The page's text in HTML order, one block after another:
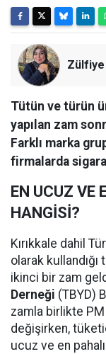
Zülfiye
Tütün ve türün
yapılan zam
Farklı marka
firmalarda
EN UCUZ VE
HANGİSİ?
Kırıkkale dahil
olarak
ikinci bir zam
Derneği (TBYD)
zamla birlikte PM
değişirken,
ucuz ve en